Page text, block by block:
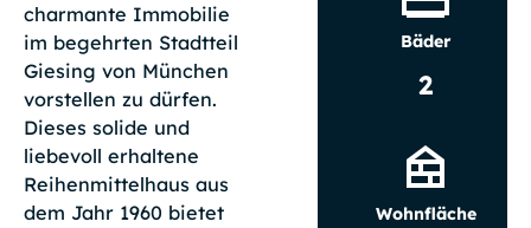
charmante Immobilie
im begehrten Stadtteil
Giesing von München
vorstellen zu dürfen.
Dieses solide und
liebevoll erhaltene
Reihenmittelhaus aus
dem Jahr 1960 bietet
Bäder
2
Wohnfläche